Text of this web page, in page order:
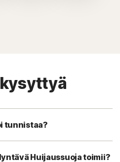
tunnistaa?
Huijaussuoja toimii?